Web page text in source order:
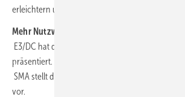
erleichtern und für mehr Sicherheit sorgen. (nhp)
Mehr Nutzwert und Fachwissen für Sie:
E3/DC hat das
präsentiert.
SMA stellt den neuen
vor.